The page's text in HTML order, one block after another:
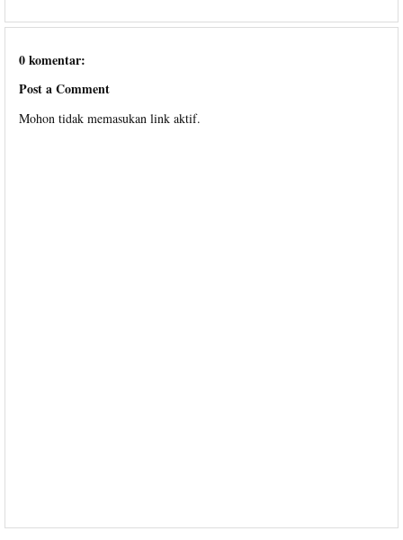
0 komentar:
Post a Comment
Mohon tidak memasukan link aktif.